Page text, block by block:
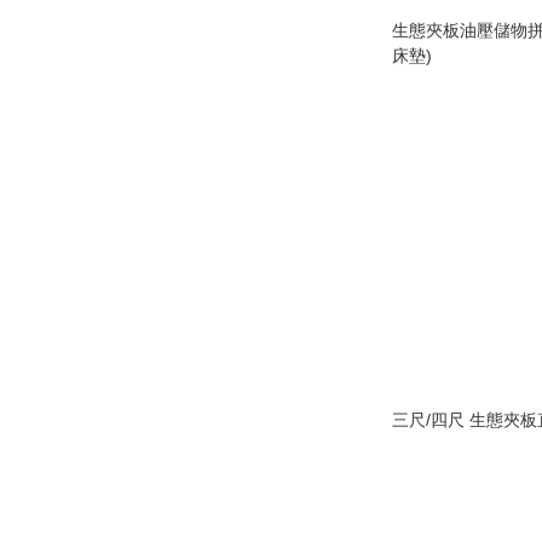
生態夾板油壓儲物
床墊)
三尺/四尺 生態夾